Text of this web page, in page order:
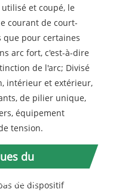
et coupé, le
courant de court-
pour certaines
arc fort, c'est-à-dire
de l'arc; Divisé
intérieur et extérieur,
de pilier unique,
équipement
tension.
du
terre
de dispositif